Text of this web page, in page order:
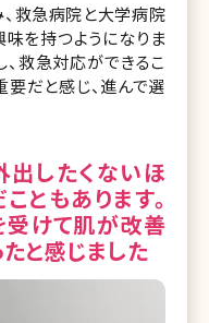
救急病院と大学病院
を持つようになりま
救急対応ができるこ
だと感じ、進んで選
したくないほ
ともあります。
受けて肌が改善
と感じました